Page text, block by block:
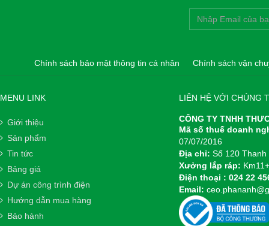
Chính sách bảo mật thông tin cá nhân Chính sách vận
MENU LINK
Giới thiệu
Sản phẩm
Tin tức
Bảng giá
Dự án công trình điện
Hướng dẫn mua hàng
Bảo hành
LIÊN HỆ VỚI CHÚNG
CÔNG TY TNHH
Mã số thuế doanh
07/07/2016
Địa chỉ: Số 120
Xưởng lắp ráp:
Điện thoại : 024 22
Email: